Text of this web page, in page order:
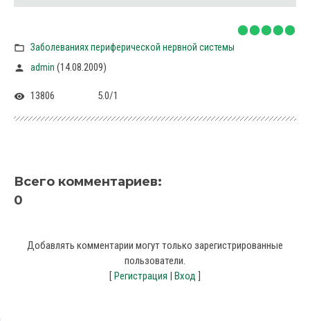
Заболеваниях периферической нервной системы
admin (14.08.2009)
13806 5.0/1
Всего комментариев:
0
Добавлять комментарии могут только зарегистрированные
пользователи.
[Регистрация | Вход ]